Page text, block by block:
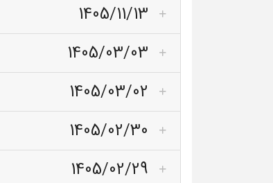
1405/11/13
1405/03/03
1405/03/02
1405/02/30
1405/02/29